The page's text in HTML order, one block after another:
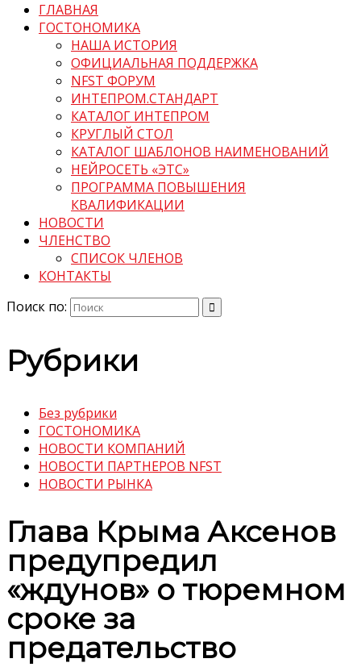
ГЛАВНАЯ
ГОСТОНОМИКА
НАША ИСТОРИЯ
ОФИЦИАЛЬНАЯ ПОДДЕРЖКА
NFST ФОРУМ
ИНТЕПРОМ.СТАНДАРТ
КАТАЛОГ ИНТЕПРОМ
КРУГЛЫЙ СТОЛ
КАТАЛОГ ШАБЛОНОВ НАИМЕНОВАНИЙ
НЕЙРОСЕТЬ «ЭТС»
ПРОГРАММА ПОВЫШЕНИЯ
КВАЛИФИКАЦИИ
НОВОСТИ
ЧЛЕНСТВО
СПИСОК ЧЛЕНОВ
КОНТАКТЫ
Поиск по:
Рубрики
Без рубрики
ГОСТОНОМИКА
НОВОСТИ КОМПАНИЙ
НОВОСТИ ПАРТНЕРОВ NFST
НОВОСТИ РЫНКА
Глава Крыма Аксенов
предупредил
«ждунов» о тюремном
сроке за
предательство